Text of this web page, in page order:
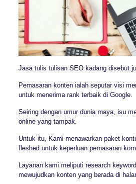
Jasa tulis tulisan SEO kadang disebut
Pemasaran konten ialah seputar visi
untuk menerima rank terbaik di Google.
Seiring dengan umur dunia maya, isu
online yang tampak.
Untuk itu, Kami menawarkan paket
fleshed untuk keperluan pemasaran
Layanan kami meliputi research
mewujudkan konten yang berada di